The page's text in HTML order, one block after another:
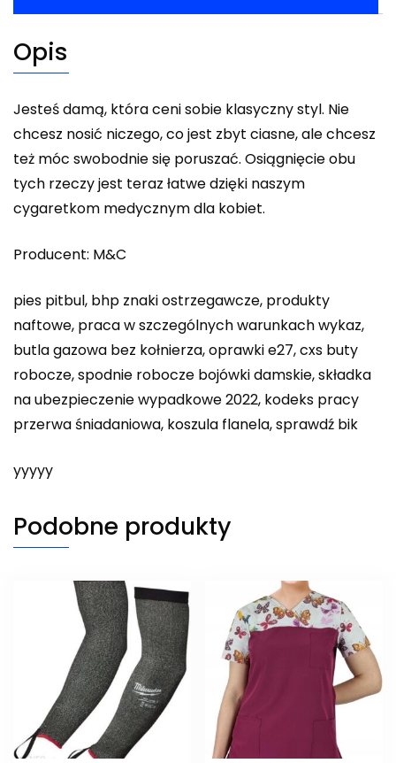
Opis
Jesteś damą, która ceni sobie klasyczny styl. Nie
chcesz nosić niczego, co jest zbyt ciasne, ale chcesz
też móc swobodnie się poruszać. Osiągnięcie obu
tych rzeczy jest teraz łatwe dzięki naszym
cygaretkom medycznym dla kobiet.
Producent: M&C
pies pitbul, bhp znaki ostrzegawcze, produkty
naftowe, praca w szczególnych warunkach wykaz,
butla gazowa bez kołnierza, oprawki e27, cxs buty
robocze, spodnie robocze bojówki damskie, składka
na ubezpieczenie wypadkowe 2022, kodeks pracy
przerwa śniadaniowa, koszula flanela, sprawdź bik
yyyyy
Podobne produkty